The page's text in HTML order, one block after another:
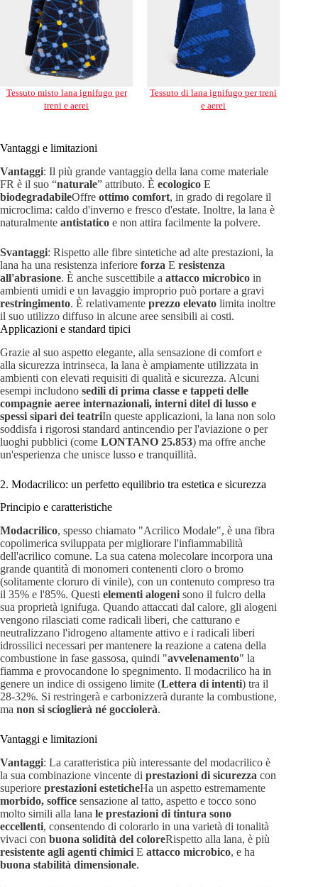
Tessuto misto lana ignifugo per
treni e aerei
Tessuto di lana ignifugo per treni
e aerei
Vantaggi e limitazioni
Vantaggi: Il più grande vantaggio della lana come materiale
FR è il suo “naturale” attributo. È ecologico E
biodegradabileOffre ottimo comfort, in grado di regolare il
microclima: caldo d'inverno e fresco d'estate. Inoltre, la lana è
naturalmente antistatico e non attira facilmente la polvere.
Svantaggi: Rispetto alle fibre sintetiche ad alte prestazioni, la
lana ha una resistenza inferiore forza E resistenza
all'abrasione. È anche suscettibile a attacco microbico in
ambienti umidi e un lavaggio improprio può portare a gravi
restringimento. È relativamente prezzo elevato limita inoltre
il suo utilizzo diffuso in alcune aree sensibili ai costi.
Applicazioni e standard tipici
Grazie al suo aspetto elegante, alla sensazione di comfort e
alla sicurezza intrinseca, la lana è ampiamente utilizzata in
ambienti con elevati requisiti di qualità e sicurezza. Alcuni
esempi includono sedili di prima classe e tappeti delle
compagnie aeree internazionali, interni ditel di lusso e
spessi sipari dei teatriIn queste applicazioni, la lana non solo
soddisfa i rigorosi standard antincendio per l'aviazione o per
luoghi pubblici (come LONTANO 25.853) ma offre anche
un'esperienza che unisce lusso e tranquillità.
2. Modacrilico: un perfetto equilibrio tra estetica e sicurezza
Principio e caratteristiche
Modacrilico, spesso chiamato "Acrilico Modale", è una fibra
copolimerica sviluppata per migliorare l'infiammabilità
dell'acrilico comune. La sua catena molecolare incorpora una
grande quantità di monomeri contenenti cloro o bromo
(solitamente cloruro di vinile), con un contenuto compreso tra
il 35% e l'85%. Questi elementi alogeni sono il fulcro della
sua proprietà ignifuga. Quando attaccati dal calore, gli alogeni
vengono rilasciati come radicali liberi, che catturano e
neutralizzano l'idrogeno altamente attivo e i radicali liberi
idrossilici necessari per mantenere la reazione a catena della
combustione in fase gassosa, quindi "avvelenamento" la
fiamma e provocandone lo spegnimento. Il modacrilico ha in
genere un indice di ossigeno limite (Lettera di intenti) tra il
28-32%. Si restringerà e carbonizzerà durante la combustione,
ma non si scioglierà né gocciolerà.
Vantaggi e limitazioni
Vantaggi: La caratteristica più interessante del modacrilico è
la sua combinazione vincente di prestazioni di sicurezza con
superiore prestazioni esteticheHa un aspetto estremamente
morbido, soffice sensazione al tatto, aspetto e tocco sono
molto simili alla lana le prestazioni di tintura sono
eccellenti, consentendo di colorarlo in una varietà di tonalità
vivaci con buona solidità del coloreRispetto alla lana, è più
resistente agli agenti chimici E attacco microbico, e ha
buona stabilità dimensionale.